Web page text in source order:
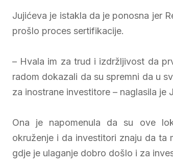
Јujićeva je istakla da je ponosna jer
prošlo proces sertifikacije.
– Hvala im za trud i izdržljivost da
radom dokazali da su spremni da u
za inostrane investitore – naglasila je
Ona je napomenula da su ove
okruženje i da investitori znaju da ta
gdje je ulaganje dobro došlo i za